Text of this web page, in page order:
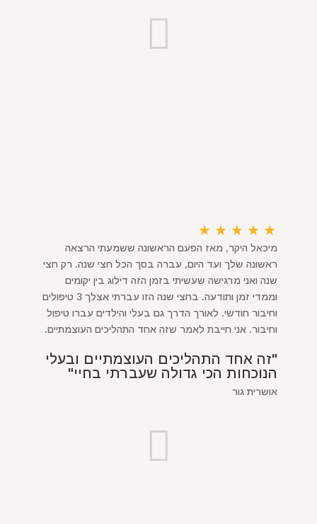
★
★
★
★
★
מיכאל היקר, מאז הפעם הראשונה ששמעתי הרצאה
ראשונה שלך ועד היום, עברה בסך הכל חצי שנה. רק חצי
שנה ואני מרגישה שעשיתי בזמן הזה דילוג בין יקומים
וממדי זמן ותודעה. בחצי שנה הזו עברתי אצלך 3 טיפולים
וחיבור חודשי. לאורך הדרך גם בעלי והילדים עברו טיפול
וחיבור. אני חייבת לאמר שזה אחד התהליכים העוצמתיים.
"זה אחד התהליכים העוצמתיים ובעלי
הנוכחות הכי גדולה שעברתי בחיי"
אושרית גור